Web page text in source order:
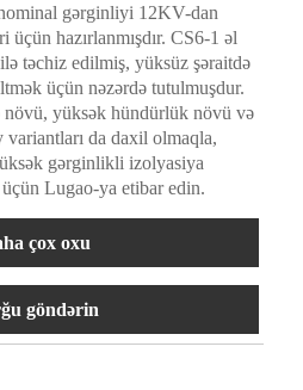
gərginliyi 12KV-dan
üçün hazırlanmışdır. CS6-1 əl
təchiz edilmiş, yüksüz şəraitdə
üçün nəzərdə tutulmuşdur.
yüksək hündürlük növü və
da daxil olmaqla,
gərginlikli izolyasiya
üçün Lugao-ya etibar edin.
çox oxu
göndərin